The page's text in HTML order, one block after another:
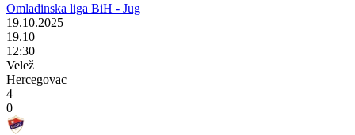
Omladinska liga BiH - Jug
19.10.2025
19.10
12:30
Velež
Hercegovac
4
0